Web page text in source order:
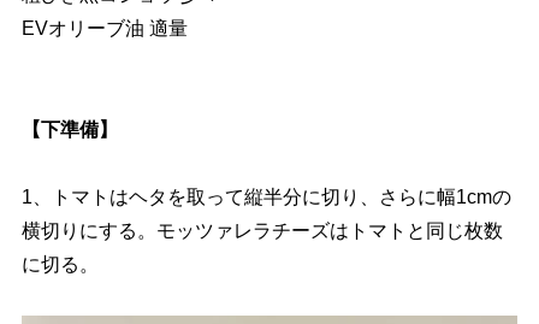
EVオリーブ油 適量
【下準備】
1、トマトはヘタを取って縦半分に切り、さらに幅1cmの
横切りにする。モッツァレラチーズはトマトと同じ枚数
に切る。